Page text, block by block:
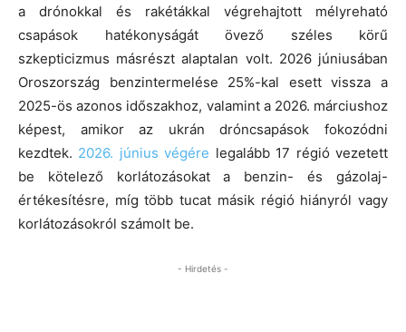
a drónokkal és rakétákkal végrehajtott mélyreható
csapások hatékonyságát övező széles körű
szkepticizmus másrészt alaptalan volt. 2026 júniusában
Oroszország benzintermelése 25%-kal esett vissza a
2025-ös azonos időszakhoz, valamint a 2026. márciushoz
képest, amikor az ukrán dróncsapások fokozódni
kezdtek. 2026. június végére legalább 17 régió vezetett
be kötelező korlátozásokat a benzin- és gázolaj-
értékesítésre, míg több tucat másik régió hiányról vagy
korlátozásokról számolt be.
- Hirdetés -